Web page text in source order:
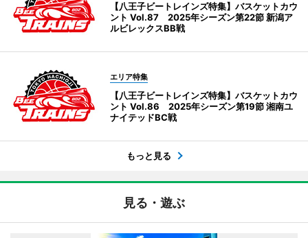
【八王子ビートレインズ特集】バスケットカウ
ント Vol.87 2025年シーズン第22節 新潟ア
ルビレックスBB戦
エリア特集
【八王子ビートレインズ特集】バスケットカウ
ント Vol.86 2025年シーズン第19節 湘南ユ
ナイテッドBC戦
もっと見る
見る・遊ぶ